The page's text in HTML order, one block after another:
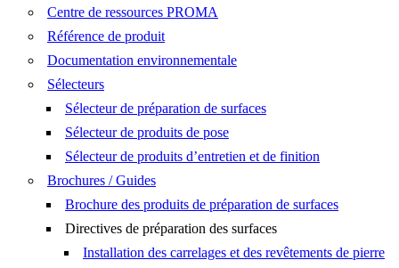
Centre de ressources PROMA
Référence de produit
Documentation environnementale
Sélecteurs
Sélecteur de préparation de surfaces
Sélecteur de produits de pose
Sélecteur de produits d’entretien et de finition
Brochures / Guides
Brochure des produits de préparation de surfaces
Directives de préparation des surfaces
Installation des carrelages et des revêtements de pierre